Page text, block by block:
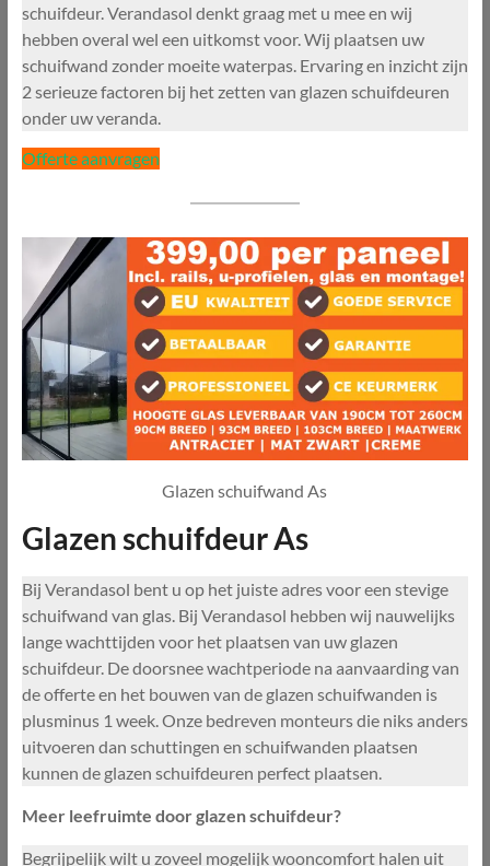
schuifdeur. Verandasol denkt graag met u mee en wij
hebben overal wel een uitkomst voor. Wij plaatsen uw
schuifwand zonder moeite waterpas. Ervaring en inzicht zijn
2 serieuze factoren bij het zetten van glazen schuifdeuren
onder uw veranda.
Offerte aanvragen
Glazen schuifwand As
Glazen schuifdeur As
Bij Verandasol bent u op het juiste adres voor een stevige
schuifwand van glas. Bij Verandasol hebben wij nauwelijks
lange wachttijden voor het plaatsen van uw glazen
schuifdeur. De doorsnee wachtperiode na aanvaarding van
de offerte en het bouwen van de glazen schuifwanden is
plusminus 1 week. Onze bedreven monteurs die niks anders
uitvoeren dan schuttingen en schuifwanden plaatsen
kunnen de glazen schuifdeuren perfect plaatsen.
Meer leefruimte door glazen schuifdeur?
Begrijpelijk wilt u zoveel mogelijk wooncomfort halen uit